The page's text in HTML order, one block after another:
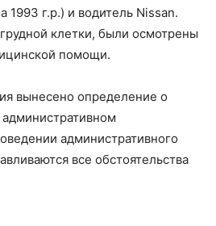
1993 г.р.) и водитель Nissan.
клетки, были осмотрены
помощи.
вынесено определение о
административного
все обстоятельства